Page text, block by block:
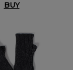
BUY